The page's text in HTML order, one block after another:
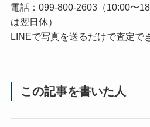
電話：099-800-2603（10:00〜
は翌日休）
LINEで写真を送るだけで査定で
この記事を書いた人